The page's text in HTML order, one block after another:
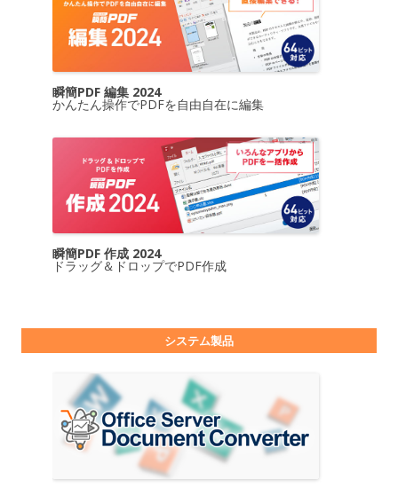
瞬簡PDF 編集 2024
かんたん操作でPDFを自由自在に編集
瞬簡PDF 作成 2024
ドラッグ＆ドロップでPDF作成
システム製品